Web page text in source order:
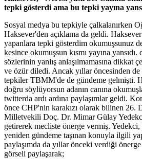
tepki gösterdi ama bu tepki yayına
Sosyal medya bu tepkiyle çalkalanırken
Haksever'den açıklama da geldi.
yapanlara tepki gösterdim okumuşsunuz
kesince okumuşsun kısmı yayına yansıdı.
sözlerinin yanlış anlaşılmamasına dikkat
ve özür diledi. Ancak yıllar öncesinden de
tepkiler TBMM'de de gündeme gelmişti.
doğru söylüyorsun adanın canına
twitterda ardı ardına paylaşımlar geldi.
önce CHP'nin karakızı olarak bilinen 26.
Milletvekili Doç. Dr. Mimar Gülay
getirerek mecliste önerge vermiş.
yeniden gündeme taşınan konuyla ilgili
paylaşımda da yıllar önceki verdiği
görseli paylaşarak;